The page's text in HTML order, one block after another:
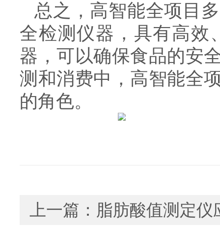
总之，高智能全项目
全检测仪器，具有高效
器，可以确保食品的安
测和消费中，高智能全
的角色。
上一篇： 脂肪酸值测定仪